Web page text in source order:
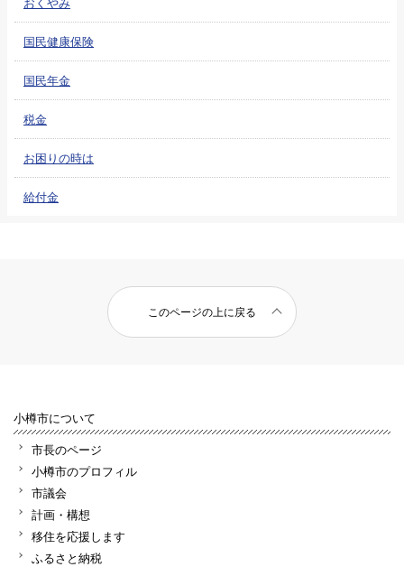
国民健康保険
国民年金
税金
お困りの時は
給付金
このページの上に戻る
小樽市について
市長のページ
小樽市のプロフィル
市議会
計画・構想
移住を応援します
ふるさと納税